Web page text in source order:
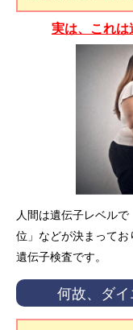
実は、これは
人間は遺伝子レベル
位」などが決まって
遺伝子検査です。
何故、ダ